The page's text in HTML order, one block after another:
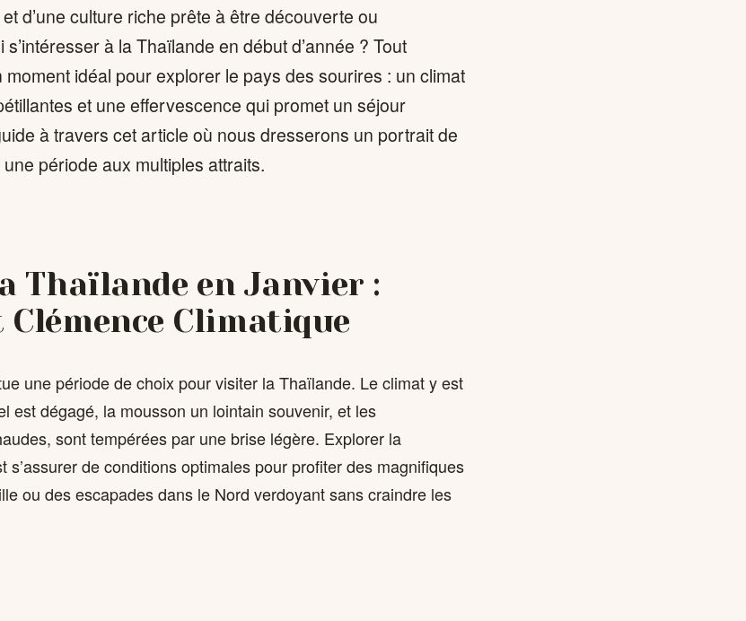
d’une culture riche prête à être découverte ou
à la Thaïlande en début d’année ? Tout
moment idéal pour explorer le pays des sourires : un climat
et une effervescence qui promet un séjour
à travers cet article où nous dresserons un portrait de
période aux multiples attraits.
Thaïlande en Janvier :
Clémence Climatique
une période de choix pour visiter la Thaïlande. Le climat y est
est dégagé, la mousson un lointain souvenir, et les
sont tempérées par une brise légère. Explorer la
s’assurer de conditions optimales pour profiter des magnifiques
ou des escapades dans le Nord verdoyant sans craindre les